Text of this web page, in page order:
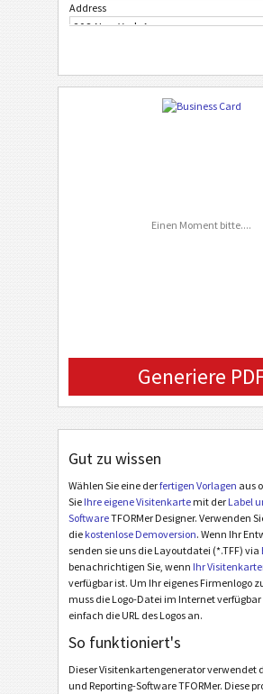
C CHRISTMAS
A
ASIAN STYLE
Address
City
Einen Moment bitte....
Generiere
Gut zu wissen
Wählen Sie eine derfertigen Vorlagen aus
Sie Ihre eigene Visitenkarte mit der Label
SoftwareTFORMer Designer. Verwenden
die kostenlose Demoversion. Wenn Ihr
senden sie uns die Layoutdatei (*.TFF) via
benachrichtigen Sie, wenn Ihr
verfügbar ist. Um Ihr eigenes Firmenlogo
muss die Logo-Datei im Internet verfügbar
einfach die URL des Logos an.
So funktioniert's
Dieser Visitenkartengenerator verwendet
und Reporting-Software TFORMer. Diese